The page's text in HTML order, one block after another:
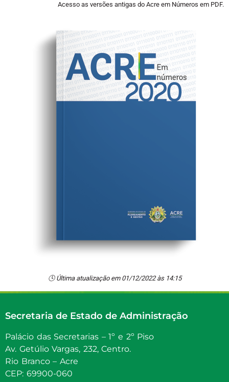
Acesso as versões antigas do Acre em Números em PDF.
🕓 Última atualização em 01/12/2022 às 14:15
Secretaria de Estado de Administração
Palácio das Secretarias – 1º e 2º Piso
Av. Getúlio Vargas, 232, Centro.
Rio Branco – Acre
CEP: 69900-060